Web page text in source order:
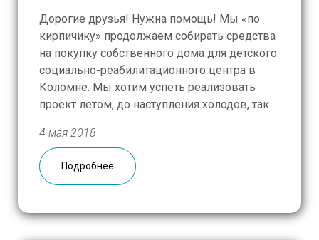
Дорогие друзья! Нужна помощь! Мы «по
кирпичику» продолжаем собирать средства
на покупку собственного дома для детского
социально-реабилитационного центра в
Коломне. Мы хотим успеть реализовать
проект летом, до наступления холодов, так
территории, проведению газа, обустройству
дома. По счастливой случайности тот дом,
который подходит по всем стандартам, все
еще продается. Часть средств […]
4 мая 2018
Подробнее